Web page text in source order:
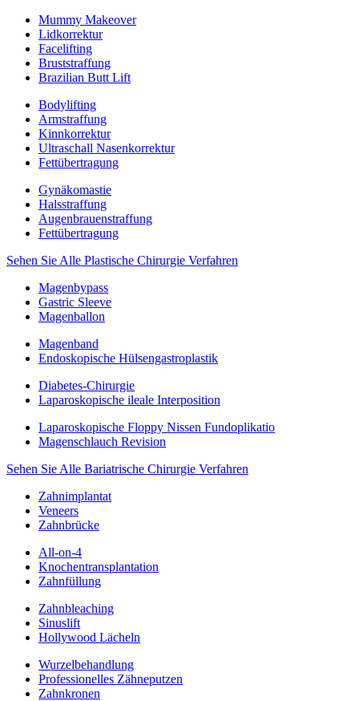
Mummy Makeover
Lidkorrektur
Facelifting
Bruststraffung
Brazilian Butt Lift
Bodylifting
Armstraffung
Kinnkorrektur
Ultraschall Nasenkorrektur
Fettübertragung
Gynäkomastie
Halsstraffung
Augenbrauenstraffung
Fettübertragung
Sehen Sie Alle Plastische Chirurgie Verfahren
Magenbypass
Gastric Sleeve
Magenballon
Magenband
Endoskopische Hülsengastroplastik
Diabetes-Chirurgie
Laparoskopische ileale Interposition
Laparoskopische Floppy Nissen Fundoplikatio
Magenschlauch Revision
Sehen Sie Alle Bariatrische Chirurgie Verfahren
Zahnimplantat
Veneers
Zahnbrücke
All-on-4
Knochentransplantation
Zahnfüllung
Zahnbleaching
Sinuslift
Hollywood Lächeln
Wurzelbehandlung
Professionelles Zähneputzen
Zahnkronen